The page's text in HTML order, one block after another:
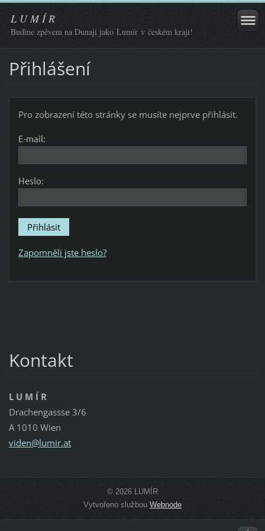
L U M Í R
Buďme zpěvem na Dunaji jako Lumír v českém kraji!
Přihlášení
Pro zobrazení této stránky se musíte nejprve přihlásit.
E-mail:
Heslo:
Zapomněli jste heslo?
Kontakt
L U M Í R
Drachengassse 3/6
A 1010 Wien
viden@lumir.at
© 2026 LUMÍR
Vytvořeno službou Webnode